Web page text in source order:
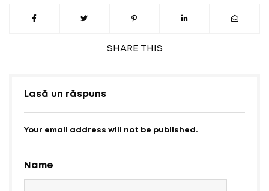
SHARE THIS
Lasă un răspuns
Your email address will not be published.
Name